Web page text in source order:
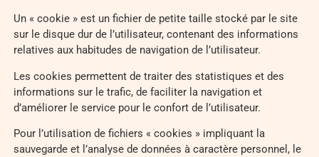
Un « cookie » est un fichier de petite taille stocké par le site
sur le disque dur de l’utilisateur, contenant des informations
relatives aux habitudes de navigation de l’utilisateur.
Les cookies permettent de traiter des statistiques et des
informations sur le trafic, de faciliter la navigation et
d’améliorer le service pour le confort de l’utilisateur.
Pour l’utilisation de fichiers « cookies » impliquant la
sauvegarde et l’analyse de données à caractère personnel, le